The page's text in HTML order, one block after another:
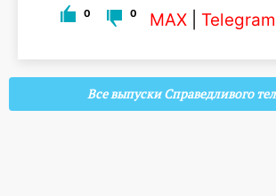
0 0 MAX Telegram
Все выпуски Справедливого